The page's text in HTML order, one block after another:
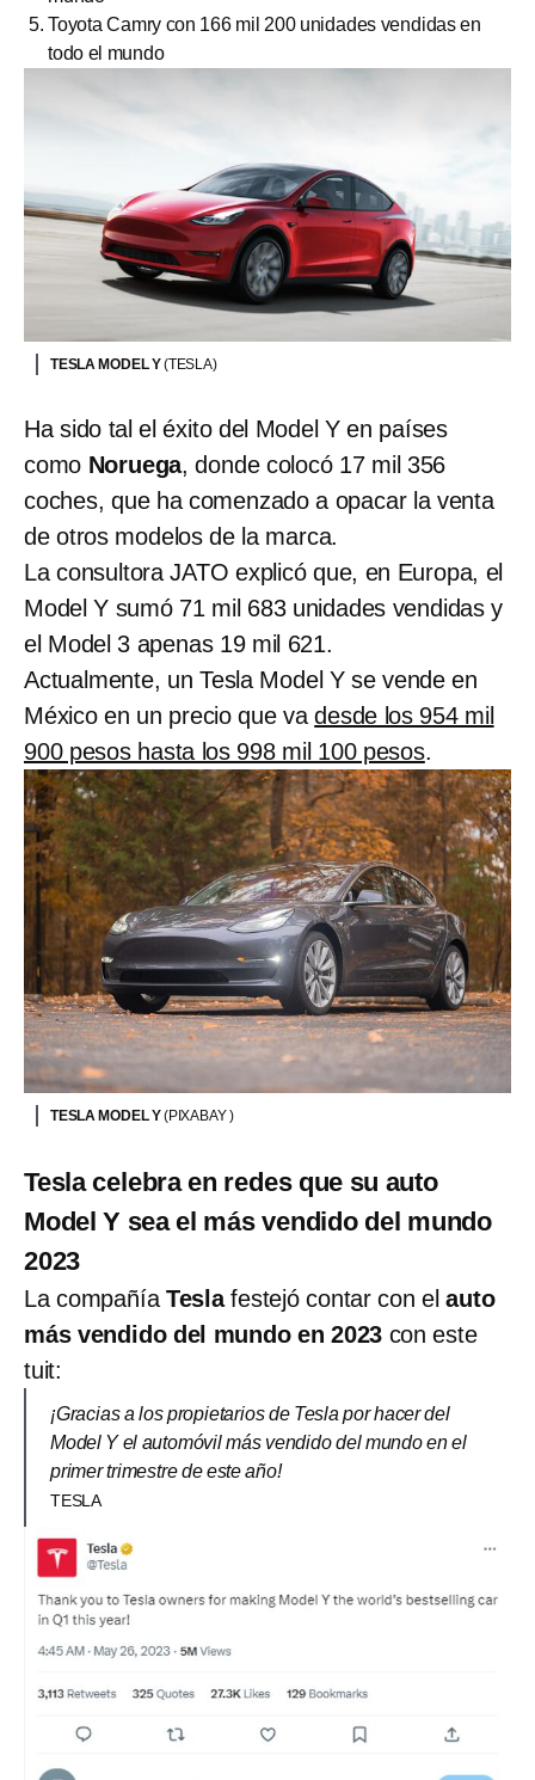
Toyota Camry con 166 mil 200 unidades vendidas en
todo el mundo
TESLA MODEL Y(TESLA)
Ha sido tal el éxito del Model Y en países
como Noruega, donde colocó 17 mil 356
coches, que ha comenzado a opacar la venta
de otros modelos de la marca.
La consultora JATO explicó que, en Europa, el
Model Y sumó 71 mil 683 unidades vendidas y
el Model 3 apenas 19 mil 621.
Actualmente, un Tesla Model Y se vende en
México en un precio que vadesde los 954 mil
900 pesos hasta los 998 mil 100 pesos.
TESLA MODEL Y(PIXABAY )
Tesla celebra en redes que su auto
Model Y sea el más vendido del mundo
2023
La compañíaTeslafestejó contar con el auto
más vendido del mundo en 2023 con este
tuit:
¡Gracias a los propietarios de Tesla por hacer del
Model Y el automóvil más vendido del mundo en el
primer trimestre de este año!
TESLA